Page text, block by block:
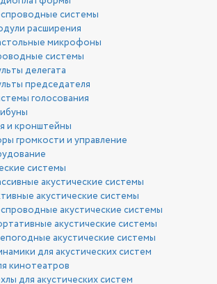
системы
расширения
микрофоны
системы
делегата
председателя
голосования
и кронштейны
громкости и управление
системы
акустические системы
акустические системы
акустические системы
акустические системы
акустические системы
для акустических систем
кинотеатров
для акустических систем